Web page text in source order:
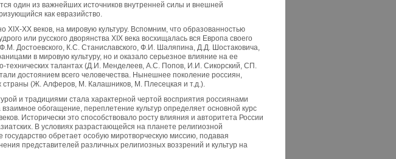
один из важнейших источников внутренней силы и внешней
как евразийство.
XIX-XX веков, на мировую культуру. Вспомним, что образованностью
или русского дворянства XIX века восхищалась вся Европа своего
Достоевского, К.С. Станиславского, Ф.И. Шаляпина, Д.Д. Шостаковича,
в мировую культуру, но и оказало серьезное влияние на ее
технических талантах (Д.И. Менделеев, А.С. Попов, И.И. Сикорский, СП.
достоянием всего человечества. Нынешнее поколение россиян,
страны (Ж. Алферов, М. Калашников, М. Плесецкая и т.д.).
и традициями стала характерной чертой восприятия россиянами
обогащение, переплетение культур определяет основной курс
Исторически это способствовало росту влияния и авторитета России
В условиях разрастающейся на планете религиозной
обретает особую миротворческую миссию, подавая
представителей различных религиозных воззрений и культур на